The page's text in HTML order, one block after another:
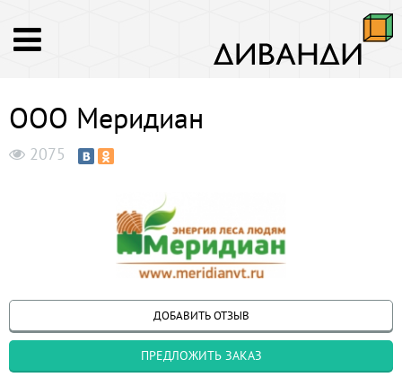
ООО Меридиан
2075
ДОБАВИТЬ ОТЗЫВ
ПРЕДЛОЖИТЬ ЗАКАЗ